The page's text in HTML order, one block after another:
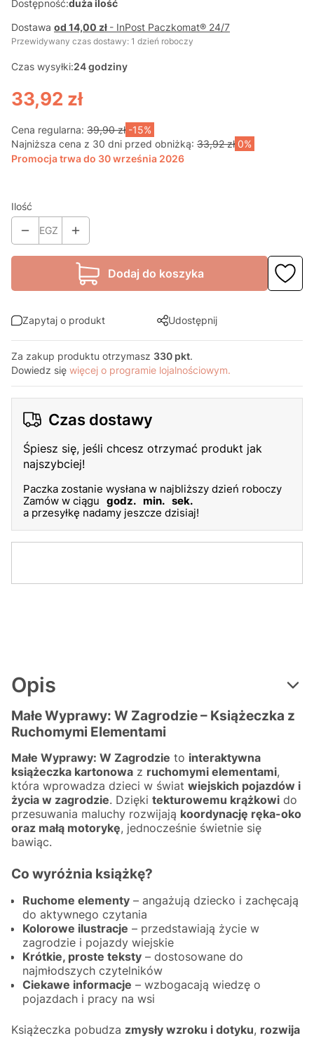
Dostępność:duża ilość
Dostawa od 14,00 zł - InPost Paczkomat® 24/7
Przewidywany czas dostawy: 1 dzień roboczy
Czas wysyłki:24 godziny
33,92 zł
Cena regularna: 39,90 zł -15%
Najniższa cena z 30 dni przed obniżką: 33,92 zł 0%
Promocja trwa do 30 września 2026
Ilość
EGZ
Dodaj do koszyka
Zapytaj o produkt Udostępnij
Za zakup produktu otrzymasz 330 pkt.
Dowiedz się więcej o programie lojalnościowym.
Czas dostawy
Śpiesz się, jeśli chcesz otrzymać produkt jak
najszybciej!
Paczka zostanie wysłana w najbliższy dzień roboczy
Zamów w ciągu godz. min. sek.
a przesyłkę nadamy jeszcze dzisiaj!
Opis
Małe Wyprawy: W Zagrodzie – Książeczka z
Ruchomymi Elementami
Małe Wyprawy: W Zagrodzie to interaktywna
książeczka kartonowa z ruchomymi elementami,
która wprowadza dzieci w świat wiejskich pojazdów i
życia w zagrodzie. Dzięki tekturowemu krążkowi do
przesuwania maluchy rozwijają koordynację ręka-oko
oraz małą motorykę, jednocześnie świetnie się
bawiąc.
Co wyróżnia książkę?
Ruchome elementy – angażują dziecko i zachęcają
do aktywnego czytania
Kolorowe ilustracje – przedstawiają życie w
zagrodzie i pojazdy wiejskie
Krótkie, proste teksty – dostosowane do
najmłodszych czytelników
Ciekawe informacje – wzbogacają wiedzę o
pojazdach i pracy na wsi
Książeczka pobudza zmysły wzroku i dotyku, rozwija